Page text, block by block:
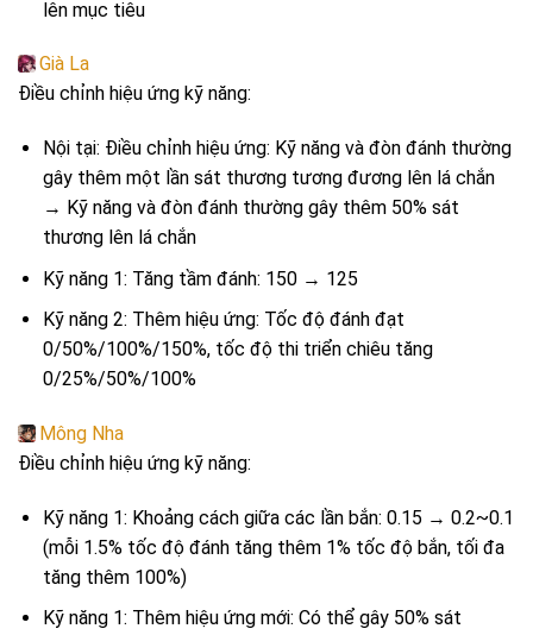
lên mục tiêu
Già La
Điều chỉnh hiệu ứng kỹ năng:
Nội tại: Điều chỉnh hiệu ứng: Kỹ năng và đòn đánh thường
gây thêm một lần sát thương tương đương lên lá chắn
→ Kỹ năng và đòn đánh thường gây thêm 50% sát
thương lên lá chắn
Kỹ năng 1: Tăng tầm đánh: 150 → 125
Kỹ năng 2: Thêm hiệu ứng: Tốc độ đánh đạt
0/50%/100%/150%, tốc độ thi triển chiêu tăng
0/25%/50%/100%
Mông Nha
Điều chỉnh hiệu ứng kỹ năng:
Kỹ năng 1: Khoảng cách giữa các lần bắn: 0.15 → 0.2~0.1
(mỗi 1.5% tốc độ đánh tăng thêm 1% tốc độ bắn, tối đa
tăng thêm 100%)
Kỹ năng 1: Thêm hiệu ứng mới: Có thể gây 50% sát